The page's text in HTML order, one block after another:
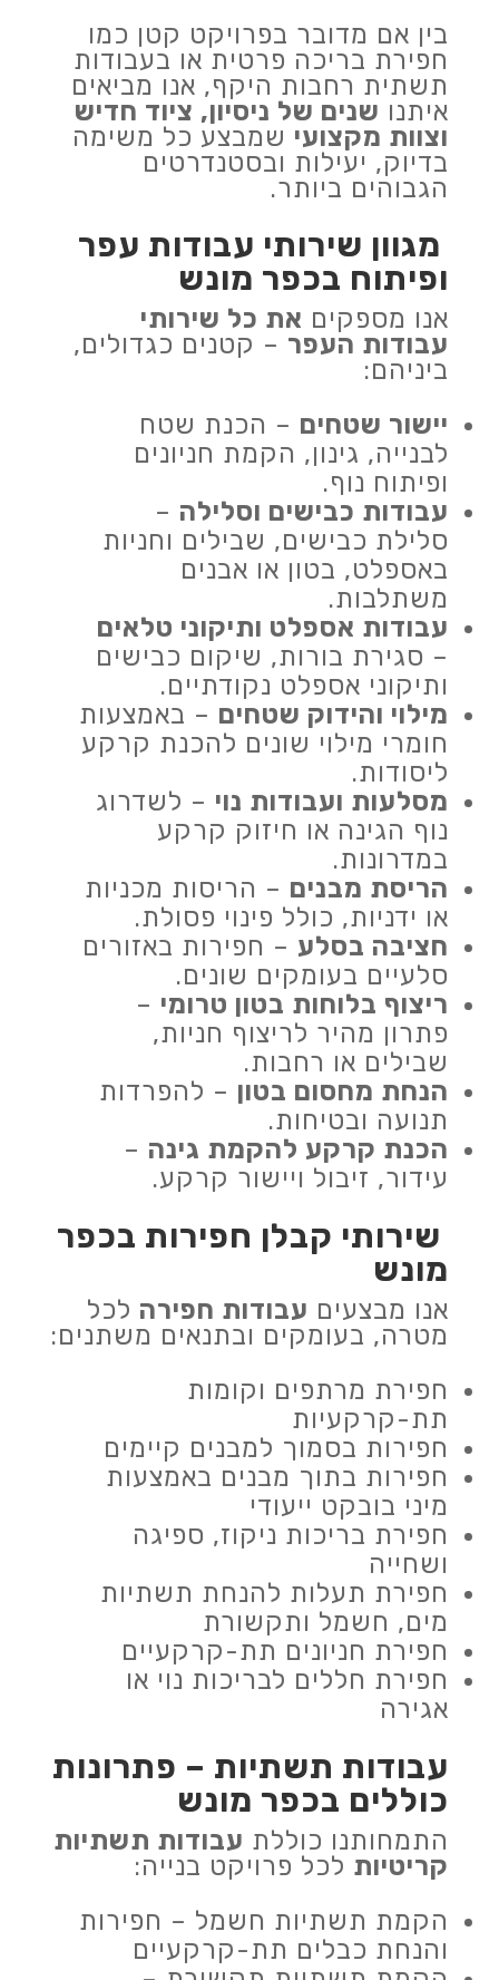
בין אם מדובר בפרויקט קטן כמו
חפירת בריכה פרטית או בעבודות
תשתית רחבות היקף, אנו מביאים
איתנו שנים של ניסיון, ציוד חדיש
וצוות מקצועי שמבצע כל משימה
בדיוק, יעילות ובסטנדרטים
הגבוהים ביותר.
מגוון שירותי עבודות עפר
ופיתוח בכפר מונש
אנו מספקים את כל שירותי
עבודות העפר – קטנים כגדולים,
ביניהם:
יישור שטחים – הכנת שטח
לבנייה, גינון, הקמת חניונים
ופיתוח נוף.
עבודות כבישים וסלילה –
סלילת כבישים, שבילים וחניות
באספלט, בטון או אבנים
משתלבות.
עבודות אספלט ותיקוני טלאים
– סגירת בורות, שיקום כבישים
ותיקוני אספלט נקודתיים.
מילוי והידוק שטחים – באמצעות
חומרי מילוי שונים להכנת קרקע
ליסודות.
מסלעות ועבודות נוי – לשדרוג
נוף הגינה או חיזוק קרקע
במדרונות.
הריסת מבנים – הריסות מכניות
או ידניות, כולל פינוי פסולת.
חציבה בסלע – חפירות באזורים
סלעיים בעומקים שונים.
ריצוף בלוחות בטון טרומי –
פתרון מהיר לריצוף חניות,
שבילים או רחבות.
הנחת מחסום בטון – להפרדות
תנועה ובטיחות.
הכנת קרקע להקמת גינה –
עידור, זיבול ויישור קרקע.
שירותי קבלן חפירות בכפר
מונש
אנו מבצעים עבודות חפירה לכל
מטרה, בעומקים ובתנאים משתנים:
חפירת מרתפים וקומות
תת-קרקעיות
חפירות בסמוך למבנים קיימים
חפירות בתוך מבנים באמצעות
מיני בובקט ייעודי
חפירת בריכות ניקוז, ספיגה
ושחייה
חפירת תעלות להנחת תשתיות
מים, חשמל ותקשורת
חפירת חניונים תת-קרקעיים
חפירת חללים לבריכות נוי או
אגירה
עבודות תשתיות – פתרונות
כוללים בכפר מונש
התמחותנו כוללת עבודות תשתיות
קריטיות לכל פרויקט בנייה:
הקמת תשתיות חשמל – חפירות
והנחת כבלים תת-קרקעיים